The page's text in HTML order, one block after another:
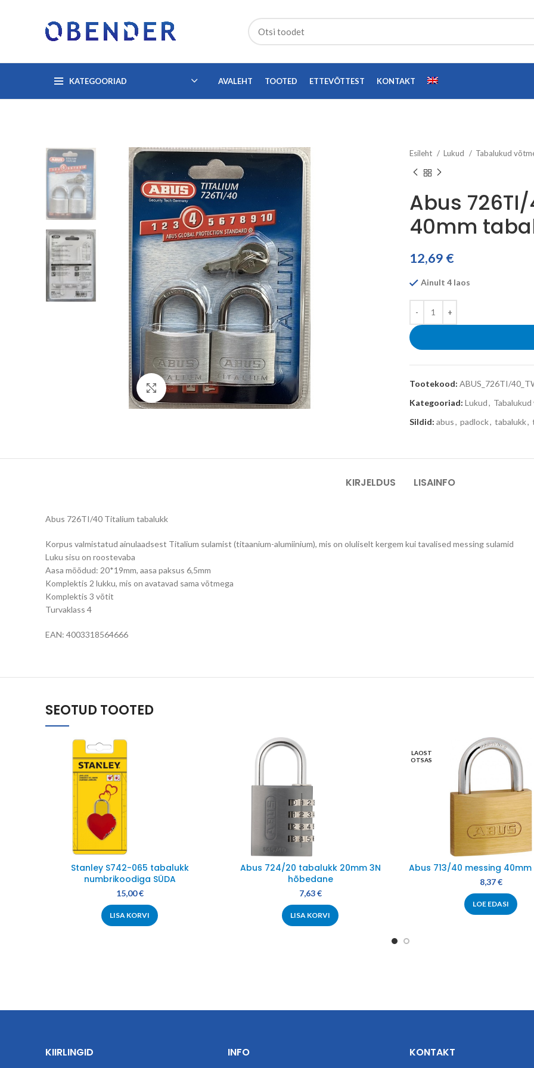
KATEGOORIAD AVALEHT TOOTED ETTEVÕTTEST KONTAKT
Click to enlarge
Esileht Lukud Tabalukud
Abus
40mm
12,69 €
Ainult 4 laos
Tootekood: ABUS_726TI/
Kategooriad: Lukud,
Sildid: abus, padlock, tabalukk,
KIRJELDUS LISAINFO
Abus 726TI/40 Titalium tabalukk
Korpus valmistatud ainulaadsest Titalium sulamist (titaanium-alumiinium), mis on oluliselt kergem kui tavalised messing sulamid
Luku sisu on roostevaba
Aasa mõõdud: 20*19mm, aasa paksus 6,5mm
Komplektis 2 lukku, mis on avatavad sama võtmega
Komplektis 3 võtit
Turvaklass 4
EAN: 4003318564666
SEOTUD TOOTED
Stanley S742-065 tabalukk
numbrikoodiga SÜDA
15,00€
LISA KORVI
Abus 724/20 tabalukk 20mm 3N
hõbedane
7,63€
LISA KORVI
LAOST
OTSAS
Abus 713/40 messing
8,37€
LOE EDASI
KIIRLINGID INFO KONTAKT